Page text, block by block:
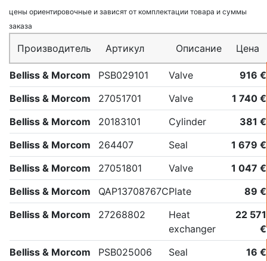
цены ориентировочные и зависят от комплектации товара и суммы
заказа
Производитель Артикул Описание Цена
Belliss & Morcom PSB029101 Valve
916 €
Belliss & Morcom
27051701 Valve
1 740 €
Belliss & Morcom
20183101 Cylinder
381 €
Belliss & Morcom
264407 Seal
1 679 €
Belliss & Morcom
27051801 Valve
1 047 €
Belliss & Morcom
QAP13708767CPlate
89 €
Belliss & Morcom
27268802
Heat
exchanger
22 571
€
Belliss & Morcom
PSB025006 Seal
16 €